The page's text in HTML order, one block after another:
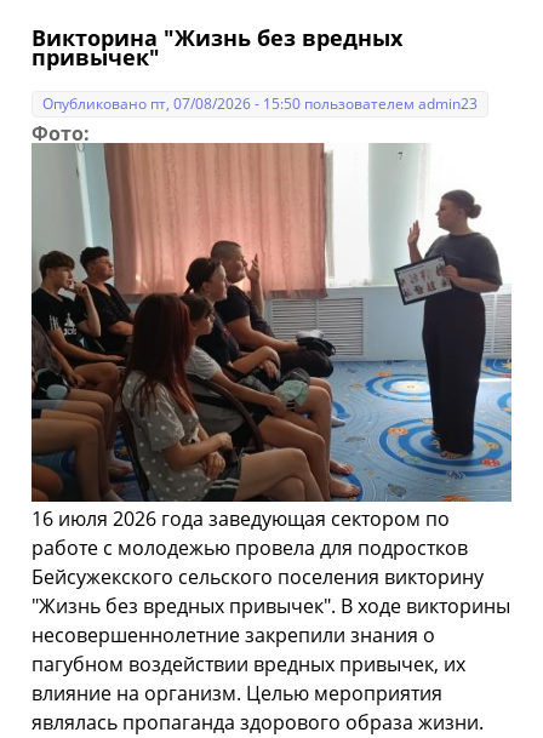
Викторина "Жизнь без вредных
привычек"
Опубликовано пт, 07/08/2026 - 15:50 пользователемadmin23
Фото:
16 июля 2026 года заведующая сектором по
работе с молодежью провела для подростков
Бейсужекского сельского поселения викторину
"Жизнь без вредных привычек". В ходе викторины
несовершеннолетние закрепили знания о
пагубном воздействии вредных привычек, их
влияние на организм. Целью мероприятия
являлась пропаганда здорового образа жизни.